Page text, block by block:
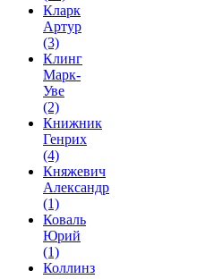
Кларк
Артур
(3)
Клинг
Марк-
Уве
(2)
Книжник
Генрих
(4)
Княжевич
Александр
(1)
Коваль
Юрий
(1)
Коллинз